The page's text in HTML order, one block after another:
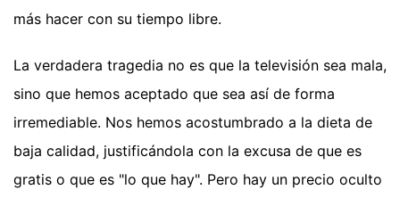
más hacer con su tiempo libre.
La verdadera tragedia no es que la televisión sea mala,
sino que hemos aceptado que sea así de forma
irremediable. Nos hemos acostumbrado a la dieta de
baja calidad, justificándola con la excusa de que es
gratis o que es "lo que hay". Pero hay un precio oculto